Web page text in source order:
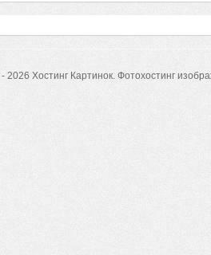
2026 Хостинг Картинок. Фотохостинг